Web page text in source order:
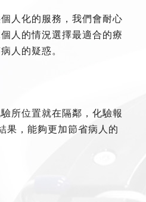
人化的服務，我們會耐心
人的情況選擇最適合的療
人的疑惑。
所位置就在隔鄰，化驗報
果，能夠更加節省病人的